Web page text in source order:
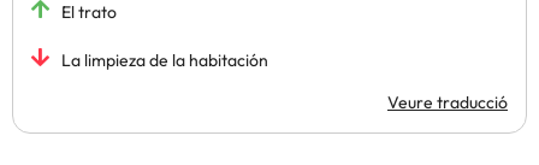
El trato
La limpieza de la habitación
Veure traducció